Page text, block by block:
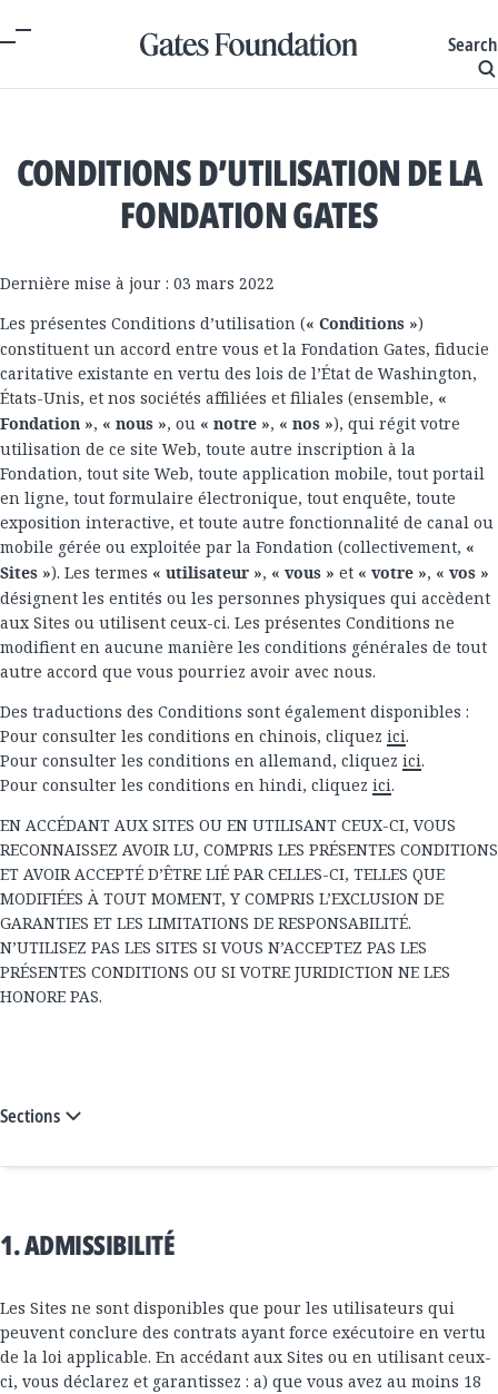
Search
CONDITIONS D’UTILISATION DE LA
FONDATION GATES
Dernière mise à jour : 03 mars 2022
Les présentes Conditions d’utilisation (« Conditions »)
constituent un accord entre vous et la Fondation Gates, fiducie
caritative existante en vertu des lois de l’État de Washington,
États-Unis, et nos sociétés affiliées et filiales (ensemble, «
Fondation », « nous », ou « notre », « nos »), qui régit votre
utilisation de ce site Web, toute autre inscription à la
Fondation, tout site Web, toute application mobile, tout portail
en ligne, tout formulaire électronique, tout enquête, toute
exposition interactive, et toute autre fonctionnalité de canal ou
mobile gérée ou exploitée par la Fondation (collectivement, «
Sites »). Les termes « utilisateur », « vous » et « votre », « vos »
désignent les entités ou les personnes physiques qui accèdent
aux Sites ou utilisent ceux-ci. Les présentes Conditions ne
modifient en aucune manière les conditions générales de tout
autre accord que vous pourriez avoir avec nous.
Des traductions des Conditions sont également disponibles :
Pour consulter les conditions en chinois, cliquez ici.
Pour consulter les conditions en allemand, cliquez ici.
Pour consulter les conditions en hindi, cliquez ici.
EN ACCÉDANT AUX SITES OU EN UTILISANT CEUX-CI, VOUS
RECONNAISSEZ AVOIR LU, COMPRIS LES PRÉSENTES CONDITIONS
ET AVOIR ACCEPTÉ D’ÊTRE LIÉ PAR CELLES-CI, TELLES QUE
MODIFIÉES À TOUT MOMENT, Y COMPRIS L’EXCLUSION DE
GARANTIES ET LES LIMITATIONS DE RESPONSABILITÉ.
N’UTILISEZ PAS LES SITES SI VOUS N’ACCEPTEZ PAS LES
PRÉSENTES CONDITIONS OU SI VOTRE JURIDICTION NE LES
HONORE PAS.
Sections
1. ADMISSIBILITÉ
Les Sites ne sont disponibles que pour les utilisateurs qui
peuvent conclure des contrats ayant force exécutoire en vertu
de la loi applicable. En accédant aux Sites ou en utilisant ceux-
ci, vous déclarez et garantissez : a) que vous avez au moins 18